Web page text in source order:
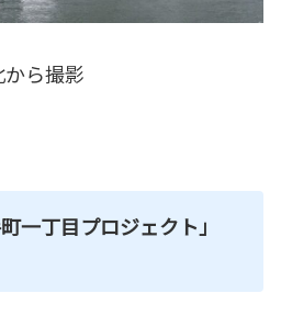
から撮影
一丁目プロジェクト」